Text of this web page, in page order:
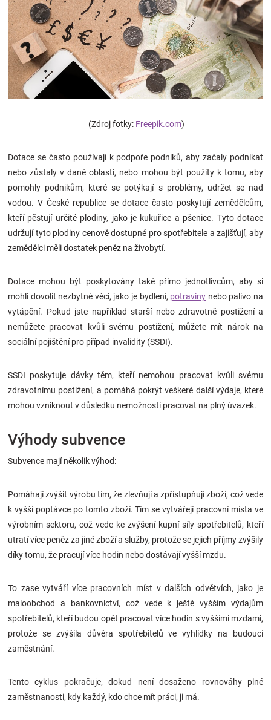
pro
děti
Těhotenské
Novinky
Značky
Blog
Hračkářství
Přihlášení
(Zdroj fotky: Freepik.com)
Dotace se často používají k podpoře podniků, aby začaly podnikat
nebo zůstaly v dané oblasti, nebo mohou být použity k tomu, aby
pomohly podnikům, které se potýkají s problémy, udržet se nad
vodou. V České republice se dotace často poskytují zemědělcům,
kteří pěstují určité plodiny, jako je kukuřice a pšenice. Tyto dotace
udržují tyto plodiny cenově dostupné pro spotřebitele a zajišťují, aby
zemědělci měli dostatek peněz na živobytí.
Dotace mohou být poskytovány také přímo jednotlivcům, aby si
mohli dovolit nezbytné věci, jako je bydlení, potraviny nebo palivo na
vytápění. Pokud jste například starší nebo zdravotně postižení a
nemůžete pracovat kvůli svému postižení, můžete mít nárok na
sociální pojištění pro případ invalidity (SSDI).
SSDI poskytuje dávky těm, kteří nemohou pracovat kvůli svému
zdravotnímu postižení, a pomáhá pokrýt veškeré další výdaje, které
mohou vzniknout v důsledku nemožnosti pracovat na plný úvazek.
Výhody subvence
Subvence mají několik výhod:
Pomáhají zvýšit výrobu tím, že zlevňují a zpřístupňují zboží, což vede
k vyšší poptávce po tomto zboží. Tím se vytvářejí pracovní místa ve
výrobním sektoru, což vede ke zvýšení kupní síly spotřebitelů, kteří
utratí více peněz za jiné zboží a služby, protože se jejich příjmy zvýšily
díky tomu, že pracují více hodin nebo dostávají vyšší mzdu.
To zase vytváří více pracovních míst v dalších odvětvích, jako je
maloobchod a bankovnictví, což vede k ještě vyšším výdajům
spotřebitelů, kteří budou opět pracovat více hodin s vyššími mzdami,
protože se zvýšila důvěra spotřebitelů ve vyhlídky na budoucí
zaměstnání.
Tento cyklus pokračuje, dokud není dosaženo rovnováhy plné
zaměstnanosti, kdy každý, kdo chce mít práci, ji má.